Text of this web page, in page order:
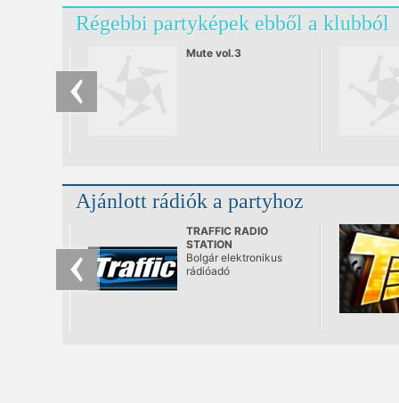
Régebbi partyképek ebből a klubból
Mute vol.3
Ajánlott rádiók a partyhoz
TRAFFIC RADIO
STATION
Bolgár elektronikus
rádióadó